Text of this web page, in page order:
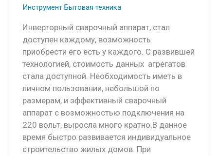
Инструмент Бытовая техника
Инверторный сварочный аппарат, стал
доступен каждому, возможность
приобрести его есть у каждого. С развившей
технологией, стоимость данных агрегатов
стала доступной. Необходимость иметь в
личном пользовании, небольшой по
размерам, и эффективный сварочный
аппарат с возможностью подключения на
220 вольт, выросла много кратно.В данное
время быстро развивается индивидуальное
строительство жилых домов. При